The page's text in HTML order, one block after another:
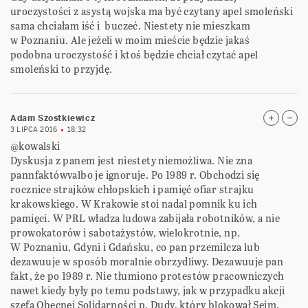
uroczystości z asystą wojska ma być czytany apel smoleński
sama chciałam iść i buczeć. Niestety nie mieszkam
w Poznaniu. Ale jeżeli w moim mieście będzie jakaś
podobna uroczystość i ktoś będzie chciał czytać apel
smoleński to przyjdę.
Adam Szostkiewicz
3 LIPCA 2016 18:32
@kowalski
Dyskusja z panem jest niestety niemożliwa. Nie zna
pannfaktówvalbo je ignoruje. Po 1989 r. Obchodzi się
rocznice strajków chłopskich i pamięć ofiar strajku
krakowskiego. W Krakowie stoi nadal pomnik ku ich
pamięci. W PRL władza ludowa zabijała robotników, a nie
prowokatorów i sabotażystów, wielokrotnie, np.
W Poznaniu, Gdyni i Gdańsku, co pan przemilcza lub
dezawuuje w sposób moralnie obrzydliwy. Dezawuuje pan
fakt, że po 1989 r. Nie tłumiono protestów pracowniczych
nawet kiedy były po temu podstawy, jak w przypadku akcji
szefa Obecnej Solidarności p. Dudy, który blokował Sejm.